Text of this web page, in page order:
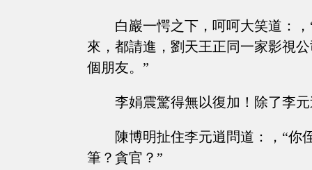
白巖一愕之下，呵呵大笑道：
來，都請進，劉天王正同一家影視
個朋友。”
李娟震驚得無以復加！除了李
陳博明扯住李元逍問道：，“你
筆？貪官？”